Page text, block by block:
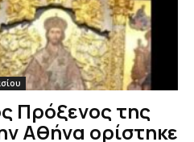
Πρόξενος της
Αθήνα ορίστηκε